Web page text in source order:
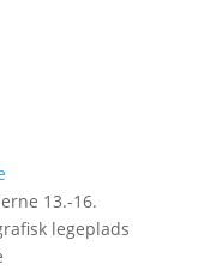
13.-16.
legeplads